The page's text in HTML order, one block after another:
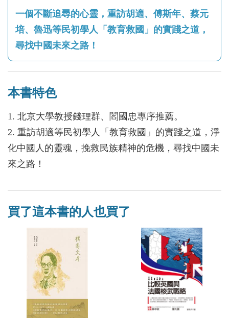
一個不斷追尋的心靈，重訪胡適、傅斯年、蔡元
培、魯迅等民初學人「教育救國」的實踐之道，
尋找中國未來之路！
本書特色
1. 北京大學教授錢理群、閻國忠專序推薦。
2. 重訪胡適等民初學人「教育救國」的實踐之道，淨
化中國人的靈魂，挽救民族精神的危機，尋找中國未
來之路！
買了這本書的人也買了